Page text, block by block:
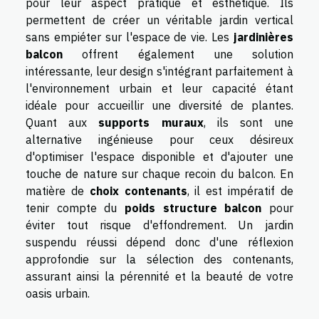
pour leur aspect pratique et esthétique. Ils
permettent de créer un véritable jardin vertical
sans empiéter sur l'espace de vie. Les jardinières
balcon offrent également une solution
intéressante, leur design s'intégrant parfaitement à
l'environnement urbain et leur capacité étant
idéale pour accueillir une diversité de plantes.
Quant aux supports muraux, ils sont une
alternative ingénieuse pour ceux désireux
d'optimiser l'espace disponible et d'ajouter une
touche de nature sur chaque recoin du balcon. En
matière de choix contenants, il est impératif de
tenir compte du poids structure balcon pour
éviter tout risque d'effondrement. Un jardin
suspendu réussi dépend donc d'une réflexion
approfondie sur la sélection des contenants,
assurant ainsi la pérennité et la beauté de votre
oasis urbain.